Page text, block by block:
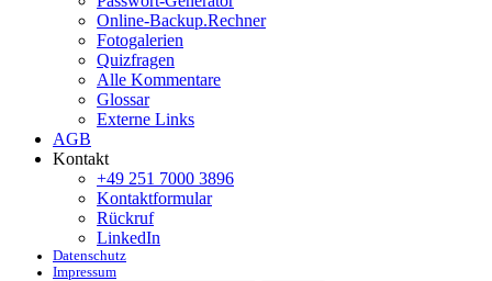
Online-Backup.Rechner
Fotogalerien
Quizfragen
Alle Kommentare
Glossar
Externe Links
AGB
Kontakt
+49 251 7000 3896
Kontaktformular
Rückruf
LinkedIn
Datenschutz
Impressum